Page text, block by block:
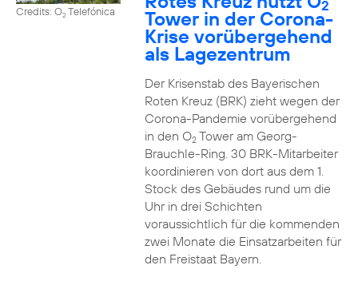
Credits: O2Telefónica 2
Tower in der Corona-
Krise vorübergehend
als Lagezentrum
Der Krisenstab des Bayerischen
Roten Kreuz (BRK) zieht wegen der
Corona-Pandemie vorübergehend
in den O2Tower am Georg-
Brauchle-Ring. 30 BRK-Mitarbeiter
koordinieren von dort aus dem 1.
Stock des Gebäudes rund um die
Uhr in drei Schichten
voraussichtlich für die kommenden
zwei Monate die Einsatzarbeiten für
den Freistaat Bayern.